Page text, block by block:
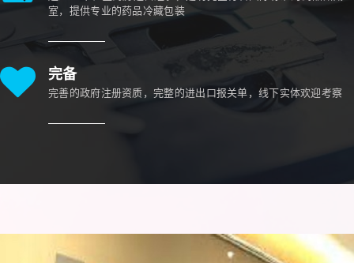
室，提供专业的药品冷藏包装
完备
完善的政府注册资质，完整的进出口报关单，线下实体欢迎考察